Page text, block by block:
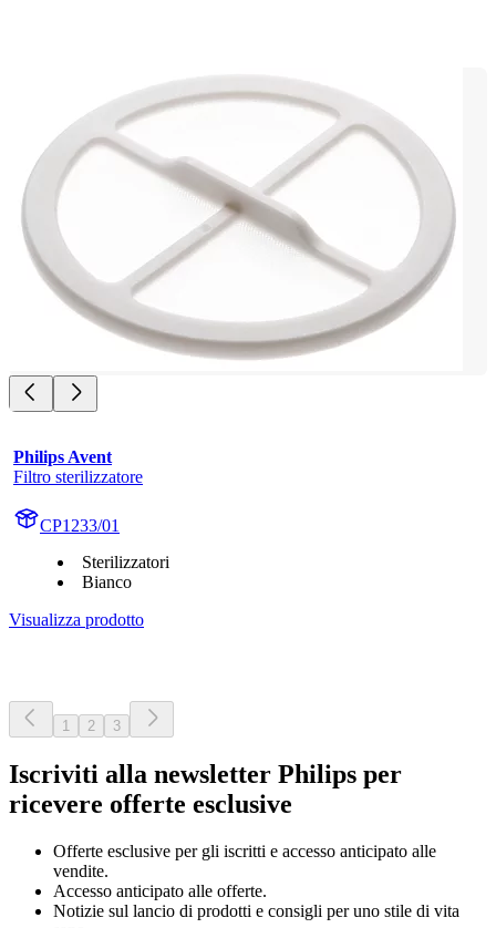
Philips Avent
Filtro sterilizzatore
CP1233/01
Sterilizzatori
Bianco
Visualizza prodotto
1 2 3
Iscriviti alla newsletter Philips per
ricevere offerte esclusive
Offerte esclusive per gli iscritti e accesso anticipato alle
vendite.
Accesso anticipato alle offerte.
Notizie sul lancio di prodotti e consigli per uno stile di vita